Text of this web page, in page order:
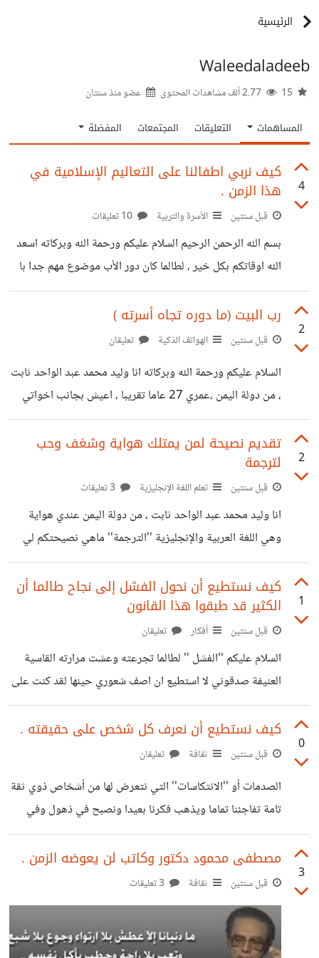
الرئيسية
Waleedaladeeb
عضو منذسنتان
المساهمات التعليقات المجتمعات المفضلة
4
كيف نربي اطفالنا على التعاليم الإسلامية في
هذا الزمن .
قبل سنتين الأسرة والتربية
بسم الله الرحمن الرحيم السلام عليكم ورحمة الله وبركاته اسعد
الله اوقاتكم بكل خير ، لطالما كان دور الأب موضوع مهم جدا با
النسبة لي وكيف لغيابه أن يجعل الأسرة في دوامة و لا يمكن
تعويضه ابدا ، وكيف لوجوده أن يصنع فارقا عظيم ، الحمد
والشكر لله على نعمة الابوه والأمومة ، اللهم احفظ لنا آبائنا
يمكن للاخ أن يلعب هذا الدور رغم أنه مهما عمل لكي يحل
2
رب البيت (ما دوره تجاه أسرته )
قبل سنتين الهواتف الذكية تعليقان
السلام عليكم ورحمة الله وبركاته انا وليد محمد عبد الواحد ثابت
، من دولة اليمن ،عمري 27 عاما تقريبا ، اعيش بجانب اخواتي
الصغار أقوم بدور الاب تجاههم ، في الامس قمت بتحطيم جوال
اخي الصغير ولا اخفي عليكم ان الغضب تغلب عليا ، فلقد كان
قد اشغله الجوال كثيرا وقد قلت له و نصحته الف مره أن يداوم
على حفظ القرآن الكريم وقد قمت بتسجيله في الحلقه
2
تقديم نصيحة لمن يمتلك هواية وشغف وحب
لترجمة
قبل سنتين تعلم اللغة الإنجليزية
انا وليد محمد عبد الواحد ثابت ، من دولة اليمن عندي هواية
وهي اللغة العربية والإنجليزية ''الترجمة'' ماهي نصيحتكم لي
لكي أصبح مترجما في هذا المجال تحديدا علما بأني درست سنة
في الجامعة وتوقفت وذلك بسبب الظروف ثانيا بسبب تكاليف
الدراسة. وهل له مستقبل زاهرا كونه الهواية الوحيدة لي ك
شخص مسؤل عن أسرة ويعمل ك عامل صحي في فندق بسيط ?
هل هناك من يشجعني في الاستمرار في هذا المجال وما هي
النصائح التي يجب أن أطور بها نفسي
1
كيف نستطيع أن نحول الفشل إلى نجاح طالما أن
الكثير قد طبقوا هذا القانون
قبل سنتين أفكار تعليقان
السلام عليكم ''الفشل '' لطالما تجرعته وعشت مرارته القاسية
العنيفة صدقوني لا استطيع ان اصف شعوري حينها لقد كنت على
وشك أن افقد عقلي ولكن الله أنقذني وعادت لي الحياة مجددا
وها أنا أريد أن احول ذلك الفشل إلى نجاحات عظيم في
المستقبل بأذن الله .
0
كيف نستطيع أن نعرف كل شخص على حقيقته .
قبل سنتين ثقافة تعليقان
الصدمات أو ''الانتكاسات'' التي نتعرض لها من أشخاص ذوي ثقة
تامة تفاجئنا تماما ويذهب فكرنا بعيدا ونصبح في ذهول وفي
احباط شديد وفي دواما من أشخاص عزيزين جدا في حياتنا .
كيف با الذي لا نعرفه ؟ كيف يمكننا أن نشرع في تكوين علاقات
جديدة بينما لدينا تجربة سيئة في الماضي القريب أو البعيد .
اعذروني ولكنني شخصا عصفت به الحياة كثيرا لدراجة انني
كنت على حافة الهاوية وأنهارات صحتي النفسية كثيرا في كل
مرة بسبب الصدمات الموجعة التي تجعل
3
مصطفى محمود دكتور وكاتب لن يعوضه الزمن .
قبل سنتين ثقافة